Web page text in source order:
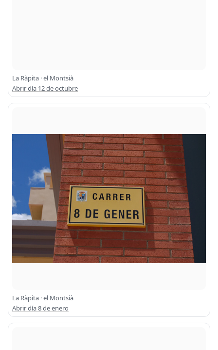
La Ràpita · el Montsià
Abrir día 12 de octubre
La Ràpita · el Montsià
Abrir día 8 de enero